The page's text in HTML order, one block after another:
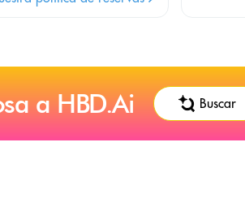
a HBD.Ai Buscar